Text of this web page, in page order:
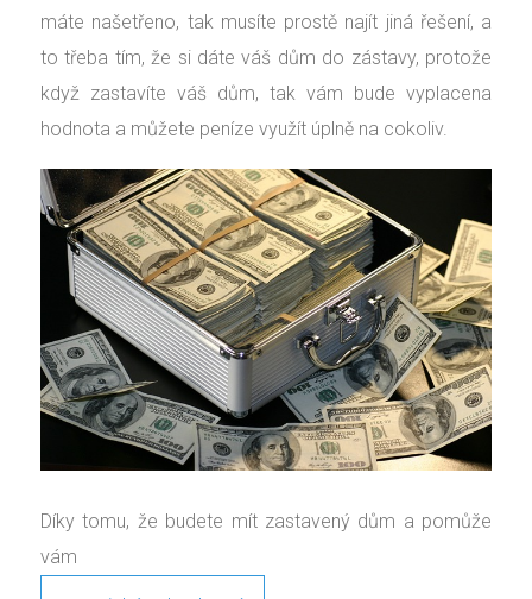
máte našetřeno, tak musíte prostě najít jiná řešení, a
to třeba tím, že si dáte váš dům do zástavy, protože
když zastavíte váš dům, tak vám bude vyplacena
hodnota a můžete peníze využít úplně na cokoliv.
Díky tomu, že budete mít zastavený dům a pomůže
vám